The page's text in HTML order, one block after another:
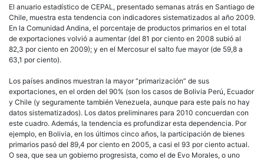
El anuario estadístico de CEPAL, presentado semanas atrás en Santiago de
Chile, muestra esta tendencia con indicadores sistematizados al año 2009.
En la Comunidad Andina, el porcentaje de productos primarios en el total
de exportaciones volvió a aumentar (del 81 por ciento en 2008 subió al
82,3 por ciento en 2009); y en el Mercosur el salto fue mayor (de 59,8 a
63,1 por ciento).
Los países andinos muestran la mayor “primarización” de sus
exportaciones, en el orden del 90% (son los casos de Bolivia Perú, Ecuador
y Chile (y seguramente también Venezuela, aunque para este país no hay
datos sistematizados). Los datos preliminares para 2010 concuerdan con
este cuadro. Además, la tendencia es profundizar esta dependencia. Por
ejemplo, en Bolivia, en los últimos cinco años, la participación de bienes
primarios pasó del 89,4 por ciento en 2005, a casi el 93 por ciento actual.
O sea, que sea un gobierno progresista, como el de Evo Morales, o uno